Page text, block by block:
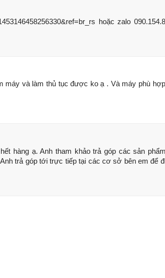
hoặc zalo
máy và làm thủ tục được ko ạ . Và máy phù
hàng ạ. Anh tham khảo trả góp các sản
trả góp tới trực tiếp tại các cơ sở bên em để